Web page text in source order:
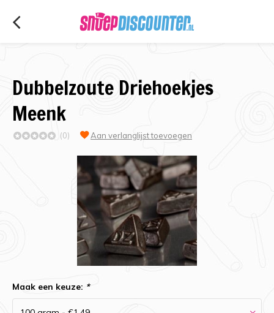
Dubbelzoute Driehoekjes
Meenk
(0) Aan verlanglijst toevoegen
Maak een keuze: *